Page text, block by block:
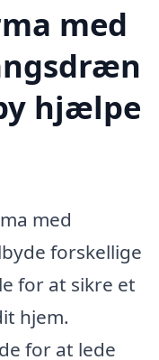
med
hjælpe
med
forskellige
for at sikre et
hjem.
for at lede